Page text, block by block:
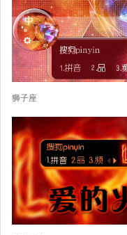
狮子座